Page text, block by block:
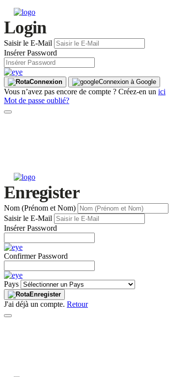
Login
Saisir le E-Mail
Insérer Password
Connexion Connexion à Google
Vous n’avez pas encore de compte ? Créez-en un ici
Mot de passe oublié?
Enregister
Nom (Prénom et Nom)
Saisir le E-Mail
Insérer Password
Confirmer Password
Pays
Enregister
J'ai déjà un compte. Retour